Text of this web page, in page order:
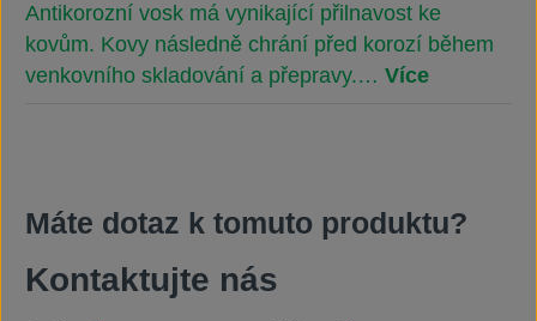
Antikorozní vosk má vynikající přilnavost ke
kovům. Kovy následně chrání před korozí během
venkovního skladování a přepravy.… Více
Máte dotaz k tomuto produktu?
Kontaktujte nás